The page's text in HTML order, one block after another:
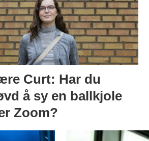
Curt: Har du
å sy en ballkjole
Zoom?